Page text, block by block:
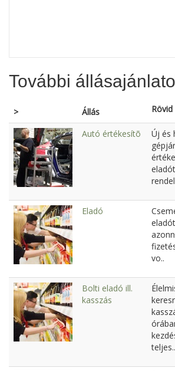
További
> Állás Rövid
Autó értékesítõ
Új és
Eladó
vo..
Bolti eladó ill.
kasszás
teljes..